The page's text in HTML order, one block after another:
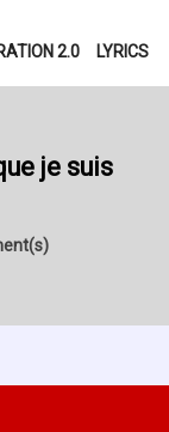
2.0 LYRICS
je suis